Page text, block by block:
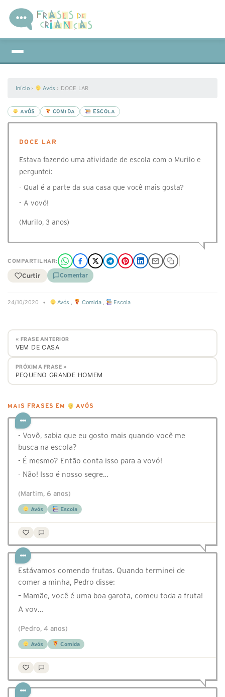
Início › Avós › DOCE LAR
AVÓS COMIDA ESCOLA
DOCE LAR
Estava fazendo uma atividade de escola com o Murilo e
perguntei:
- Qual é a parte da sua casa que você mais gosta?
- A vovó!
(Murilo, 3 anos)
COMPARTILHAR:
Curtir Comentar
24/10/2020 • Avós , Comida, Escola
« FRASE ANTERIOR
VEM DE CASA
PRÓXIMA FRASE »
PEQUENO GRANDE HOMEM
MAIS FRASES EM AVÓS
- Vovô, sabia que eu gosto mais quando você me
busca na escola?
- É mesmo? Então conta isso para a vovó!
- Não! Isso é nosso segre…
(Martim, 6 anos)
Avós Escola
Estávamos comendo frutas. Quando terminei de
comer a minha, Pedro disse:
– Mamãe, você é uma boa garota, comeu toda a fruta!
A vov…
(Pedro, 4 anos)
Avós Comida